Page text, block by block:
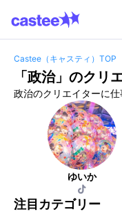
Castee（キャスティ）TOP
「政治」のクリ
政治のクリエイターに仕
ゆいか
注目カテゴリー